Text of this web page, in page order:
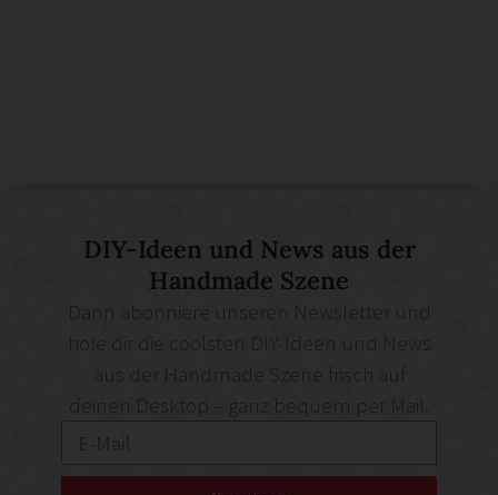
DIY-Ideen und News aus der
Handmade Szene
deinen Desktop – ganz bequem per Mail.